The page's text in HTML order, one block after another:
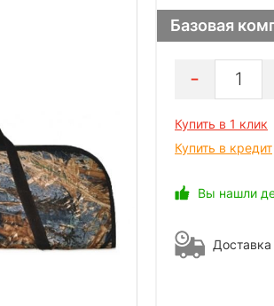
Базовая
1
Купить в 1 клик
Купить в кредит
Вы нашли
Доставка